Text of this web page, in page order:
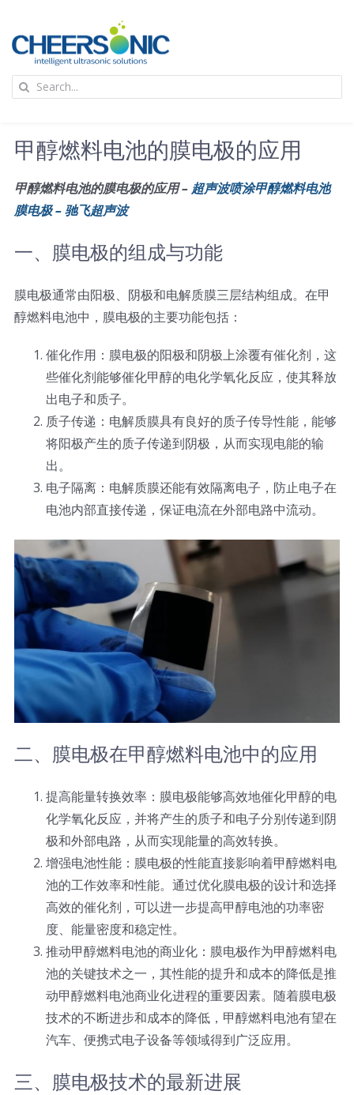
content
应用
超声波设备
氢能技术科普
光伏技术科普
锂电技术科普
半导体技术科普
粉体行业技术科普
超声波喷涂原理
喷涂的影响因素
流量
双进液
耐化学腐蚀的喷嘴
喷嘴兼容性
新闻
联系我们
关于我们
ENGLISH
Search
甲醇燃料电池的膜电极的应用
甲醇燃料电池的膜电极的应用 –超声波喷涂甲醇燃料电池
膜电极 – 驰飞超声波
一、膜电极的组成与功能
膜电极通常由阳极、阴极和电解质膜三层结构组成。在甲
醇燃料电池中，膜电极的主要功能包括：
催化作用：膜电极的阳极和阴极上涂覆有催化剂，这
些催化剂能够催化甲醇的电化学氧化反应，使其释放
出电子和质子。
质子传递：电解质膜具有良好的质子传导性能，能够
将阳极产生的质子传递到阴极，从而实现电能的输
出。
电子隔离：电解质膜还能有效隔离电子，防止电子在
电池内部直接传递，保证电流在外部电路中流动。
二、膜电极在甲醇燃料电池中的应用
提高能量转换效率：膜电极能够高效地催化甲醇的电
化学氧化反应，并将产生的质子和电子分别传递到阴
极和外部电路，从而实现能量的高效转换。
增强电池性能：膜电极的性能直接影响着甲醇燃料电
池的工作效率和性能。通过优化膜电极的设计和选择
高效的催化剂，可以进一步提高甲醇电池的功率密
度、能量密度和稳定性。
推动甲醇燃料电池的商业化：膜电极作为甲醇燃料电
池的关键技术之一，其性能的提升和成本的降低是推
动甲醇燃料电池商业化进程的重要因素。随着膜电极
技术的不断进步和成本的降低，甲醇燃料电池有望在
汽车、便携式电子设备等领域得到广泛应用。
三、膜电极技术的最新进展